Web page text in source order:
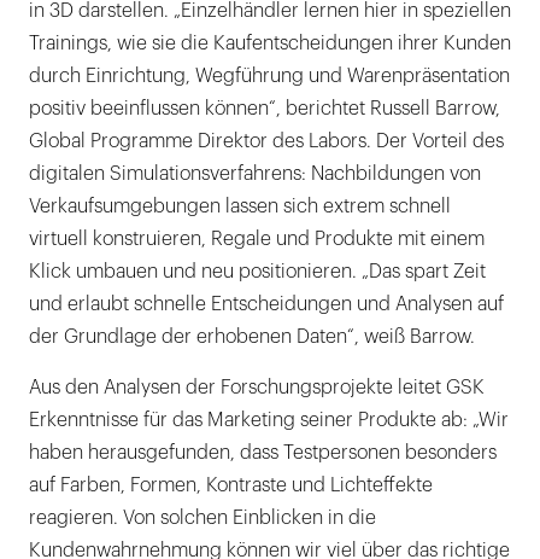
in 3D darstellen. „Einzelhändler lernen hier in speziellen
Trainings, wie sie die Kaufentscheidungen ihrer Kunden
durch Einrichtung, Wegführung und Warenpräsentation
positiv beeinflussen können“, berichtet Russell Barrow,
Global Programme Direktor des Labors. Der Vorteil des
digitalen Simulationsverfahrens: Nachbildungen von
Verkaufsumgebungen lassen sich extrem schnell
virtuell konstruieren, Regale und Produkte mit einem
Klick umbauen und neu positionieren. „Das spart Zeit
und erlaubt schnelle Entscheidungen und Analysen auf
der Grundlage der erhobenen Daten“, weiß Barrow.
Aus den Analysen der Forschungsprojekte leitet GSK
Erkenntnisse für das Marketing seiner Produkte ab: „Wir
haben herausgefunden, dass Testpersonen besonders
auf Farben, Formen, Kontraste und Lichteffekte
reagieren. Von solchen Einblicken in die
Kundenwahrnehmung können wir viel über das richtige